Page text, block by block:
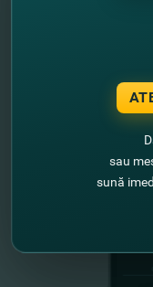
Схемы
sau
sună